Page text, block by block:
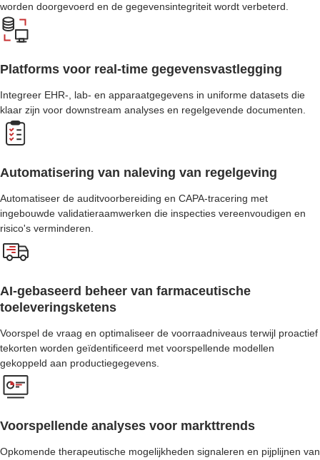
worden doorgevoerd en de gegevensintegriteit wordt verbeterd.
Platforms voor real-time gegevensvastlegging
Integreer EHR-, lab- en apparaatgegevens in uniforme datasets die
klaar zijn voor downstream analyses en regelgevende documenten.
Automatisering van naleving van regelgeving
Automatiseer de auditvoorbereiding en CAPA-tracering met
ingebouwde validatieraamwerken die inspecties vereenvoudigen en
risico's verminderen.
AI-gebaseerd beheer van farmaceutische
toeleveringsketens
Voorspel de vraag en optimaliseer de voorraadniveaus terwijl proactief
tekorten worden geïdentificeerd met voorspellende modellen
gekoppeld aan productiegegevens.
Voorspellende analyses voor markttrends
Opkomende therapeutische mogelijkheden signaleren en pijplijnen van